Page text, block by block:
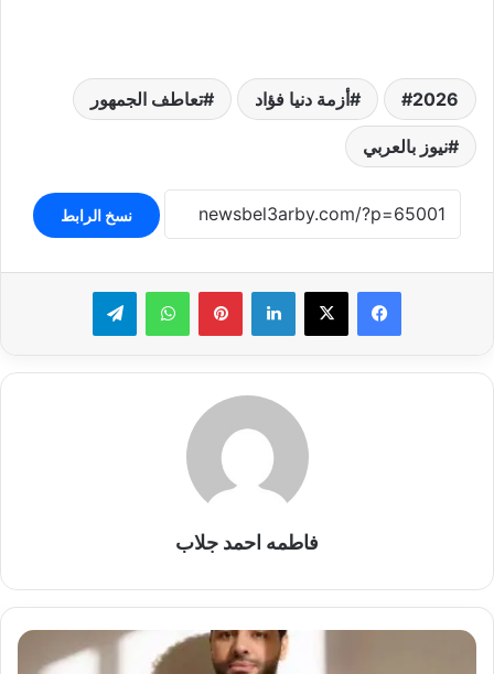
2026 أزمة دنيا فؤاد تعاطف الجمهور
نيوز بالعربي
نسخ الرابط
لينكدإن بينتيريستواتساب تيلقرام
فاطمه احمد جلاب
أحمد